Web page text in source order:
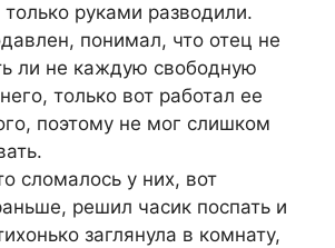
руками разводили.
понимал, что отец не
ли не каждую свободную
только вот работал ее
поэтому не мог слишком
сломалось у них, вот
решил часик поспать и
заглянула в комнату,